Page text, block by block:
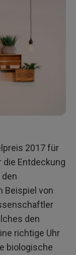
2017 für
Entdeckung
Beispiel von
den
richtige Uhr
biologische